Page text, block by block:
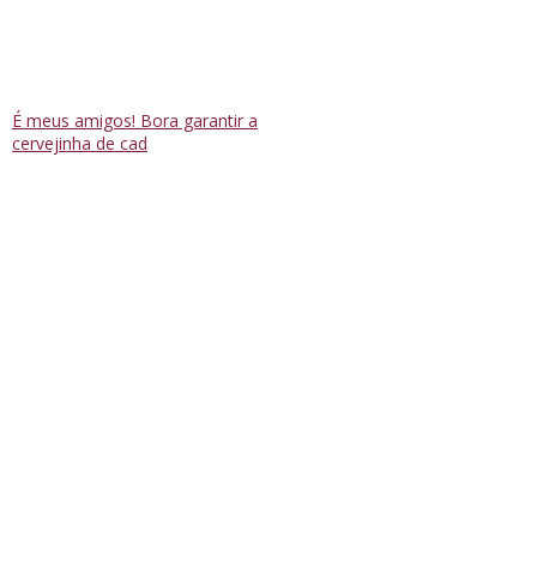
É meus amigos! Bora garantir a
cervejinha de cad